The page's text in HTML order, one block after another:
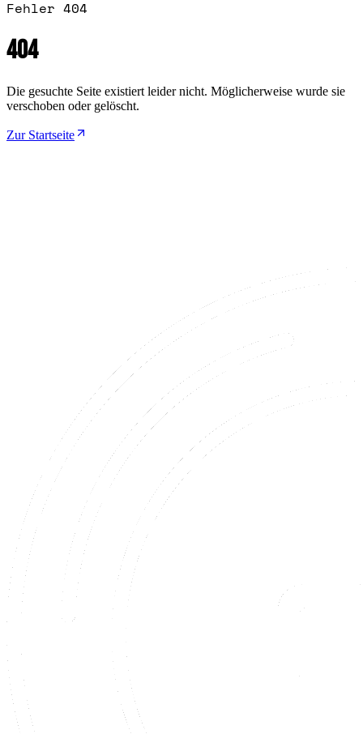
Fehler 404
404
Die gesuchte Seite existiert leider nicht. Möglicherweise wurde sie
verschoben oder gelöscht.
Zur Startseite